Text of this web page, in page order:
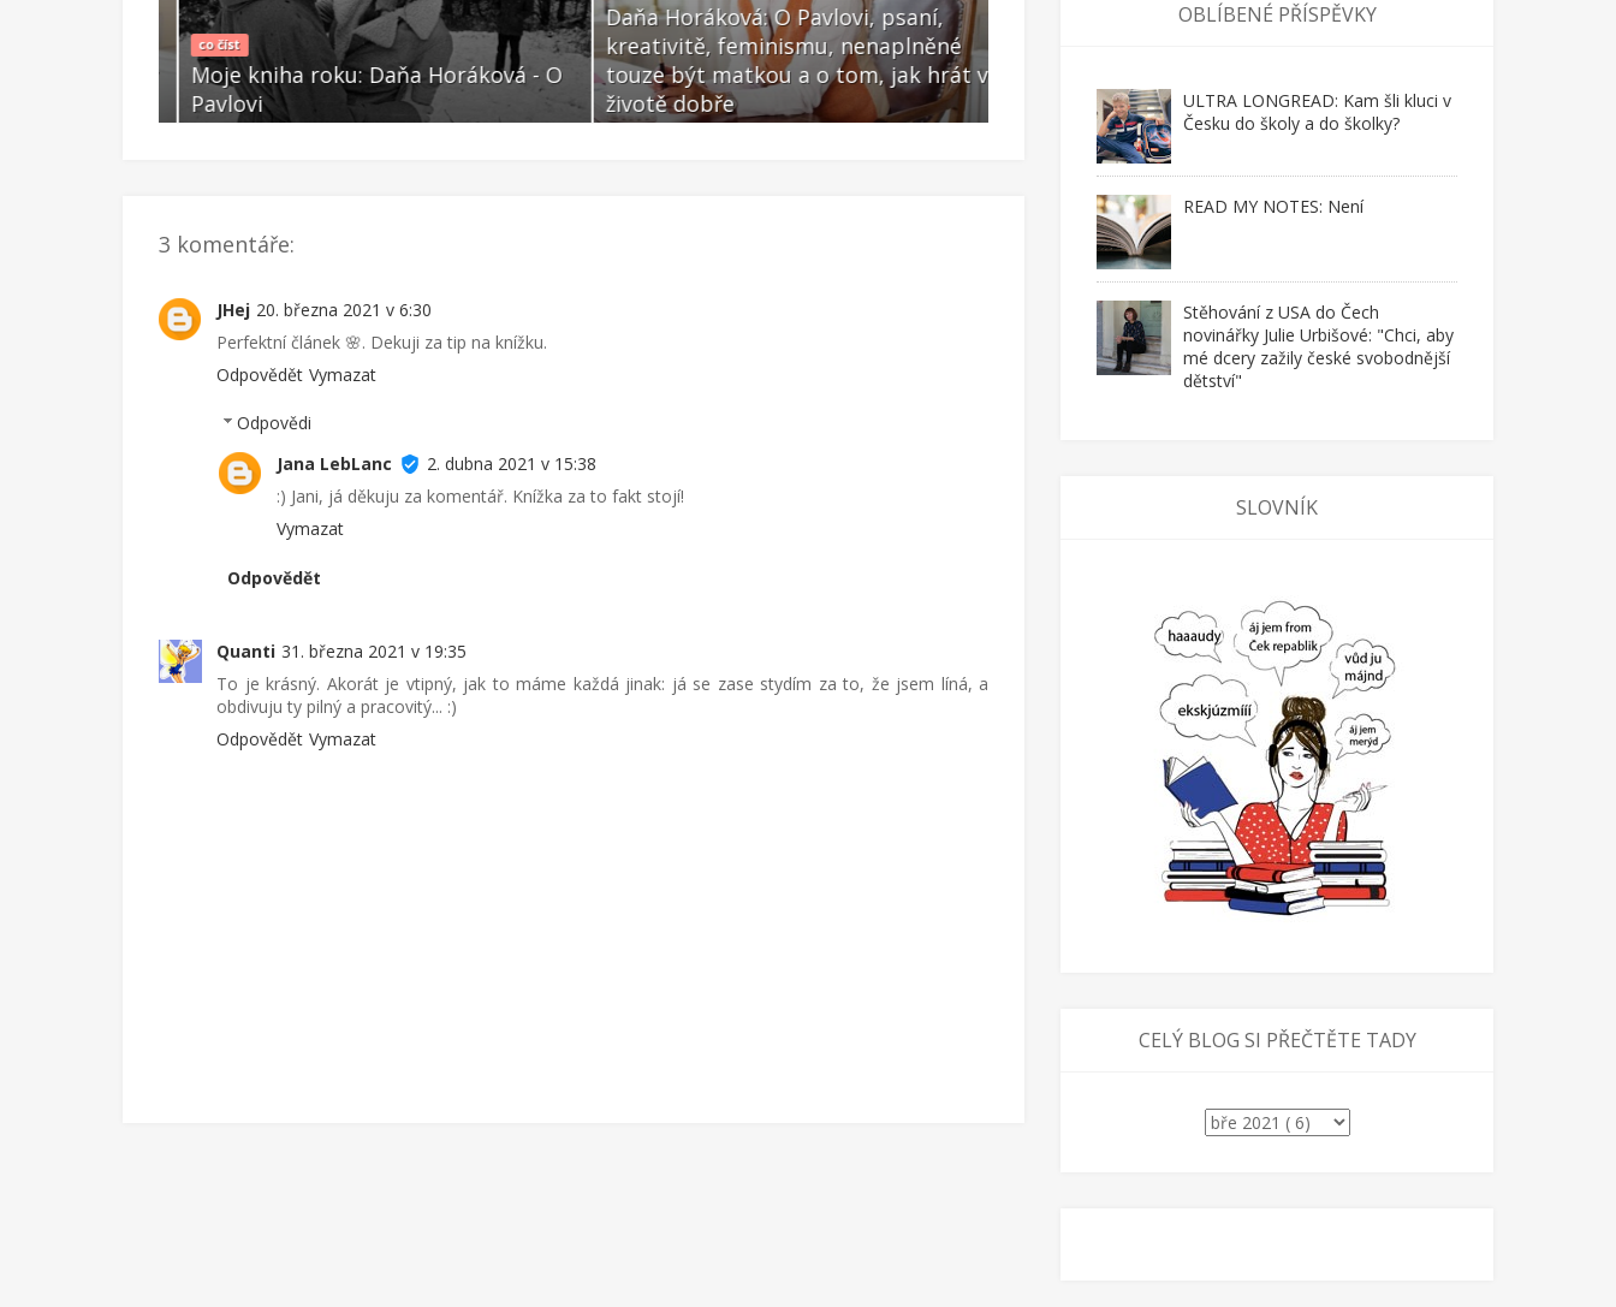
co číst
Moje kniha roku: Daňa Horáková - O
Pavlovi
Daňa Horáková: O Pavlovi, psaní,
kreativitě, feminismu, nenaplněné
touze být matkou a o tom, jak hrát v
životě dobře
Bře 16 2021
3 komentáře:
JHej 20. března 2021 v 6:30
Perfektní článek 🌸. Dekuji za tip na knížku.
Odpovědět Vymazat
Odpovědi
Jana LebLanc
2. dubna 2021 v 15:38
:) Jani, já děkuju za komentář. Knížka za to fakt stojí!
Vymazat
Odpovědět
Quanti 31. března 2021 v 19:35
To je krásný. Akorát je vtipný, jak to máme každá jinak: já se zase stydím za to, že jsem líná, a
obdivuju ty pilný a pracovitý... :)
Odpovědět Vymazat
OBLÍBENÉ PŘÍSPĚVKY
ULTRA LONGREAD: Kam šli kluci v
Česku do školy a do školky?
READ MY NOTES: Není
Stěhování z USA do Čech
novinářky Julie Urbišové: "Chci, aby
mé dcery zažily české svobodnější
dětství"
SLOVNÍK
CELÝ BLOG SI PŘEČTĚTE TADY